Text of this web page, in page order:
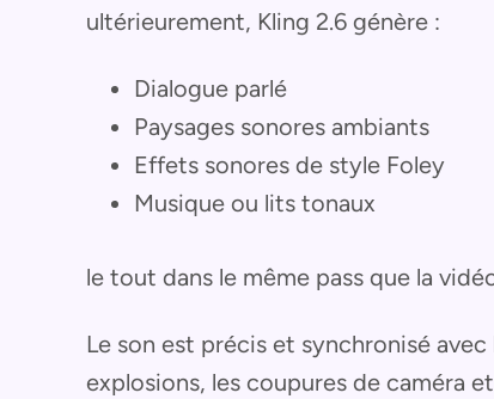
ultérieurement, Kling 2.6 génère :
Dialogue parlé
Paysages sonores ambiants
Effets sonores de style Foley
Musique ou lits tonaux
le tout dans le même pass que la
Le son est précis et synchronisé
explosions, les coupures de caméra